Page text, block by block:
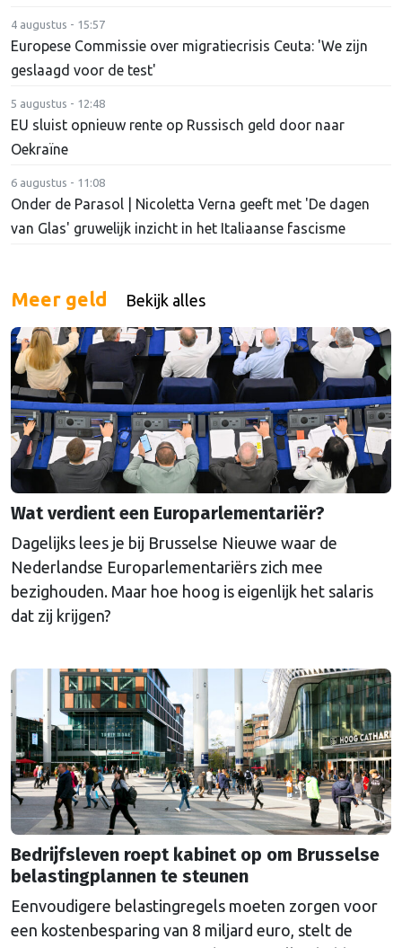
4 augustus - 15:57
Europese Commissie over migratiecrisis Ceuta: 'We zijn
geslaagd voor de test'
5 augustus - 12:48
EU sluist opnieuw rente op Russisch geld door naar
Oekraïne
6 augustus - 11:08
Onder de Parasol | Nicoletta Verna geeft met 'De dagen
van Glas' gruwelijk inzicht in het Italiaanse fascisme
Meer geld Bekijk alles
Wat verdient een Europarlementariër?
Dagelijks lees je bij Brusselse Nieuwe waar de
Nederlandse Europarlementariërs zich mee
bezighouden. Maar hoe hoog is eigenlijk het salaris
dat zij krijgen?
Bedrijfsleven roept kabinet op om Brusselse
belastingplannen te steunen
Eenvoudigere belastingregels moeten zorgen voor
een kostenbesparing van 8 miljard euro, stelt de